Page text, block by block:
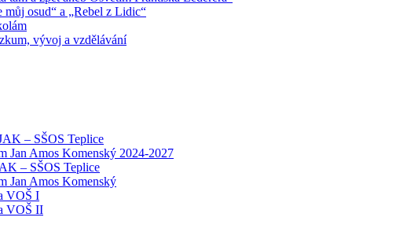
osud“ a „Rebel z Lidic“
vývoj a vzdělávání
– SŠOS Teplice
Jan Amos Komenský 2024-2027
– SŠOS Teplice
Jan Amos Komenský
VOŠ I
VOŠ II